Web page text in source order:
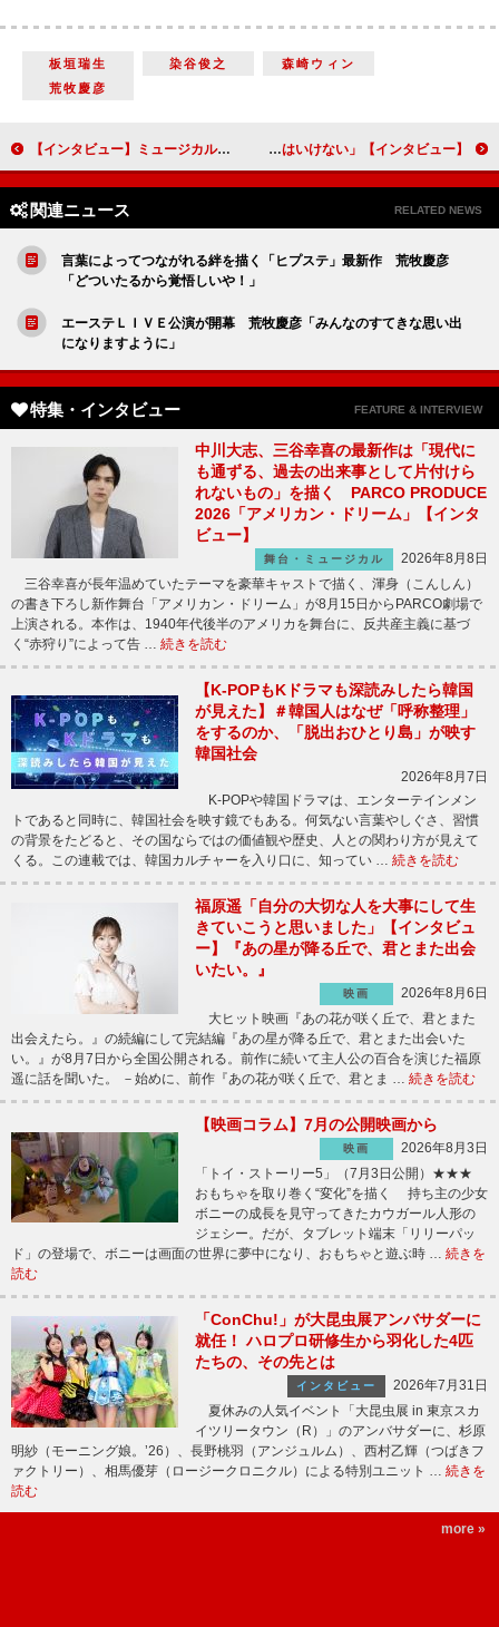
板垣瑞生 染谷俊之
森崎ウィン
荒牧慶彦
【インタビュー】ミュージカル「ウェイトレス」宮野真守 舞台では「見た目でもどれだけその人物をかたどれるか」を意識 【インタビュー】舞台「スリル・ミー」田代万里生＆新納慎也 “伝説の初演ペア”が再び挑む衝撃の物語「初演のドキドキ感は一生忘れてはいけない」
関連ニュース RELATED NEWS
言葉によってつながれる絆を描く「ヒプステ」最新作 荒牧慶彦
「どついたるから覚悟しいや！」
エーステＬＩＶＥ公演が開幕 荒牧慶彦「みんなのすてきな思い出
になりますように」
特集・インタビュー FEATURE & INTERVIEW
中川大志、三谷幸喜の最新作は「現代に
も通ずる、過去の出来事として片付けら
れないもの」を描く PARCO PRODUCE
2026「アメリカン・ドリーム」【インタ
ビュー】
舞台・ミュージカル
2026年8月8日
三谷幸喜が長年温めていたテーマを豪華キャストで描く、渾身（こんしん）
の書き下ろし新作舞台「アメリカン・ドリーム」が8月15日からPARCO劇場で
上演される。本作は、1940年代後半のアメリカを舞台に、反共産主義に基づ
く“赤狩り”によって告 … 続きを読む
【K-POPもKドラマも深読みしたら韓国
が見えた】＃韓国人はなぜ「呼称整理」
をするのか、「脱出おひとり島」が映す
韓国社会
2026年8月7日
K-POPや韓国ドラマは、エンターテインメン
トであると同時に、韓国社会を映す鏡でもある。何気ない言葉やしぐさ、習慣
の背景をたどると、その国ならではの価値観や歴史、人との関わり方が見えて
くる。この連載では、韓国カルチャーを入り口に、知ってい … 続きを読む
福原遥「自分の大切な人を大事にして生
きていこうと思いました」【インタビュ
ー】『あの星が降る丘で、君とまた出会
いたい。』
映画
2026年8月6日
大ヒット映画『あの花が咲く丘で、君とまた
出会えたら。』の続編にして完結編『あの星が降る丘で、君とまた出会いた
い。』が8月7日から全国公開される。前作に続いて主人公の百合を演じた福原
遥に話を聞いた。 －始めに、前作『あの花が咲く丘で、君とま … 続きを読む
【映画コラム】7月の公開映画から
映画
2026年8月3日
「トイ・ストーリー5」（7月3日公開）★★★
おもちゃを取り巻く“変化”を描く 持ち主の少女
ボニーの成長を見守ってきたカウガール人形の
ジェシー。だが、タブレット端末「リリーパッ
ド」の登場で、ボニーは画面の世界に夢中になり、おもちゃと遊ぶ時 … 続きを
読む
「ConChu!」が大昆虫展アンバサダーに
就任！ ハロプロ研修生から羽化した4匹
たちの、その先とは
インタビュー
2026年7月31日
夏休みの人気イベント「大昆虫展 in 東京スカ
イツリータウン（R）」のアンバサダーに、杉原
明紗（モーニング娘。’26）、長野桃羽（アンジュルム）、西村乙輝（つばきフ
ァクトリー）、相馬優芽（ロージークロニクル）による特別ユニット … 続きを
読む
more »